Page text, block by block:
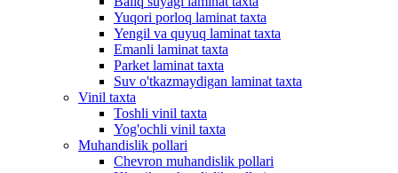
Yuqori porloq laminat taxta
Yengil va quyuq laminat taxta
Emanli laminat taxta
Parket laminat taxta
Suv o'tkazmaydigan laminat taxta
Vinil taxta
Toshli vinil taxta
Yog'ochli vinil taxta
Muhandislik pollari
Chevron muhandislik pollari